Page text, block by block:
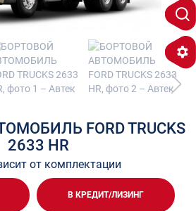
FORD TRUCKS
2633 HR
от комплектации
В КРЕДИТ/ЛИЗИНГ